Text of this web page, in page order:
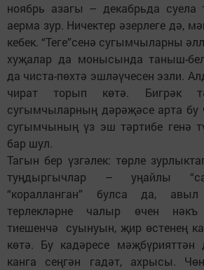
ноябрь азагы – декабрьда суела
аерма зур. Ничектер әзерлеге дә,
кебек. “Теге”сенә сугымчыларны
хуҗалар да монысында таныш-
да чиста-пөхтә эшләүчесен эзли.
чират торып көтә. Бигрәк
сугымчыларның дәрәҗәсе арта бу
сугымчының үз эш тәртибе генә
бар шул.
Тагын бер үзгәлек: төрле
туңдыргычлар – уңайлы
“коралланган” булса да,
терлекләрне чалыр өчен
тиешенчә суынуын, җир өстенең
көтә. Бу кадәресе мәҗбүрияттән
канга сеңгән гадәт, ахрысы.